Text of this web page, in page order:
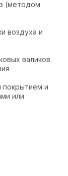
(методом
воздуха и
валиков
покрытием и
или